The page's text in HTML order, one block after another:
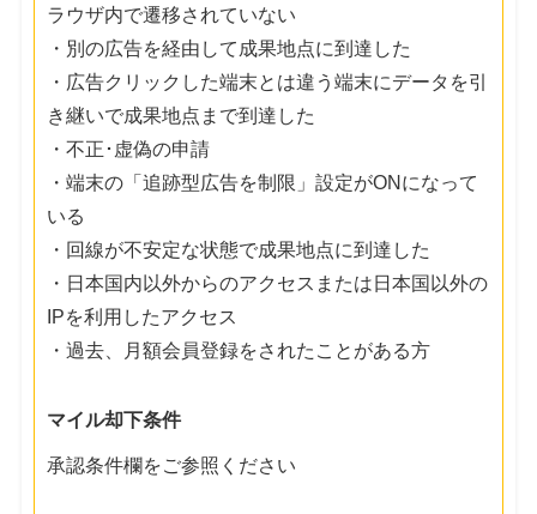
ラウザ内で遷移されていない
・別の広告を経由して成果地点に到達した
・広告クリックした端末とは違う端末にデータを引
き継いで成果地点まで到達した
・不正･虚偽の申請
・端末の「追跡型広告を制限」設定がONになって
いる
・回線が不安定な状態で成果地点に到達した
・日本国内以外からのアクセスまたは日本国以外の
IPを利用したアクセス
・過去、月額会員登録をされたことがある方
マイル却下条件
承認条件欄をご参照ください